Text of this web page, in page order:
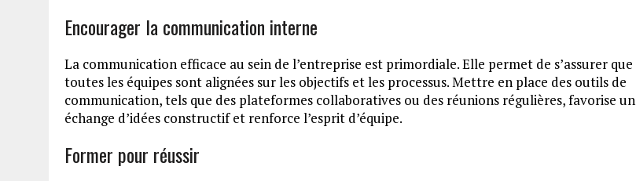
Encourager la communication interne
La communication efficace au sein de l’entreprise est primordiale. Elle permet de s’assurer que
toutes les équipes sont alignées sur les objectifs et les processus. Mettre en place des outils de
communication, tels que des plateformes collaboratives ou des réunions régulières, favorise un
échange d’idées constructif et renforce l’esprit d’équipe.
Former pour réussir